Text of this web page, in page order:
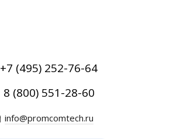
+7 (495) 252-76-64
8 (800) 551-28-60
info@promcomtech.ru